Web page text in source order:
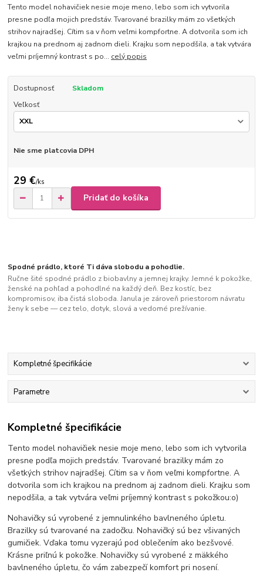
Tento model nohavičiek nesie moje meno, lebo som ich vytvorila
presne podľa mojich predstáv. Tvarované brazilky mám zo všetkých
strihov najradšej. Cítim sa v ňom veľmi kompfortne. A dotvorila som ich
krajkou na prednom aj zadnom dieli. Krajku som nepodšila, a tak vytvára
veľmi príjemný kontrast s po... celý popis
Dostupnosť
Skladom
Veľkosť
Nie sme platcovia DPH
29 €/ks
Pridať do košíka
Spodné prádlo, ktoré Ti dáva slobodu a pohodlie.
Ručne šité spodné prádlo z biobavlny a jemnej krajky. Jemné k pokožke,
ženské na pohľad a pohodlné na každý deň. Bez kostíc, bez
kompromisov, iba čistá sloboda. Janula je zároveň priestorom návratu
ženy k sebe — cez telo, dotyk, slová a vedomé prežívanie.
Kompletné špecifikácie
Parametre
Kompletné špecifikácie
Tento model nohavičiek nesie moje meno, lebo som ich vytvorila
presne podľa mojich predstáv. Tvarované brazilky mám zo
všetkých strihov najradšej. Cítim sa v ňom veľmi kompfortne. A
dotvorila som ich krajkou na prednom aj zadnom dieli. Krajku som
nepodšila, a tak vytvára veľmi príjemný kontrast s pokožkou:o)
Nohavičky sú vyrobené z jemnulinkého bavlneného úpletu.
Brazilky sú tvarované na zadočku. Nohavičký sú bez všivaných
gumičiek. Vďaka tomu vyzerajú pod oblečením ako bezšvové.
Krásne priľnú k pokožke. Nohavičky sú vyrobené z mäkkého
bavlneného úpletu, čo vám zabezpečí komfort pri nosení.